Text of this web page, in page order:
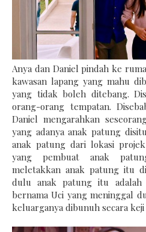
Anya dan Daniel pindah ke
kawasan lapang yang mahu
yang tidak boleh ditebang.
orang-orang tempatan.
Daniel mengarahkan
yang adanya anak patung
anak patung dari lokasi
yang pembuat anak
meletakkan anak patung itu
dulu anak patung itu
bernama Uci yang meninggal
keluarganya dibunuh secara